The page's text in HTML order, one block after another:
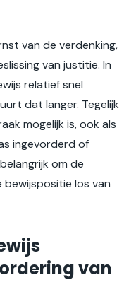
van de verdenking,
van justitie. In
relatief snel
dat langer. Tegelijk
mogelijk is, ook als
ingevorderd of
om de
los van
van